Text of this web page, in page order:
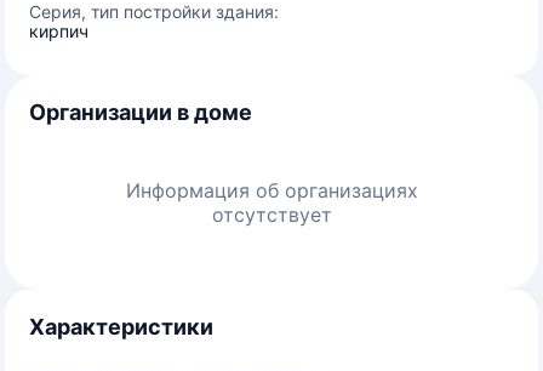
Серия, тип постройки здания:
кирпич
Организации в доме
Информация об организациях
отсутствует
Характеристики